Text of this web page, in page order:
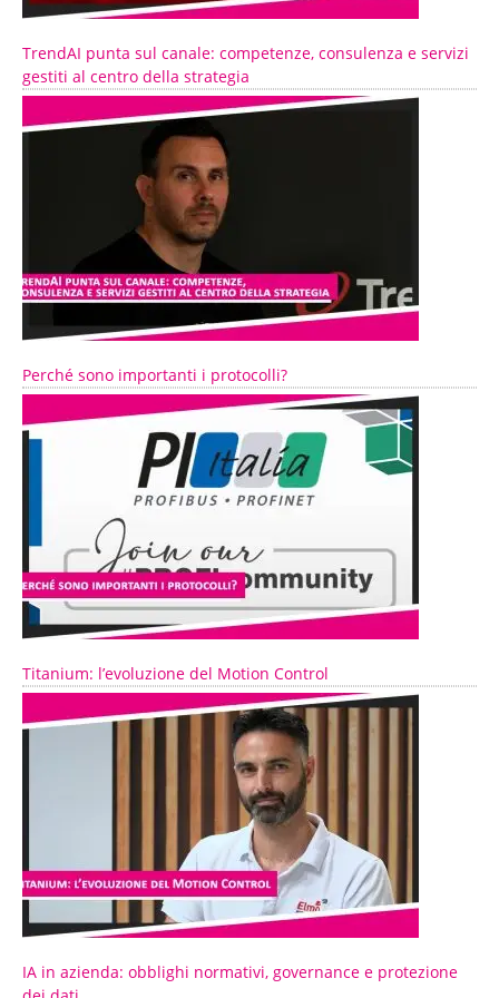
TrendAI punta sul canale: competenze, consulenza e servizi
gestiti al centro della strategia
Perché sono importanti i protocolli?
Titanium: l’evoluzione del Motion Control
IA in azienda: obblighi normativi, governance e protezione